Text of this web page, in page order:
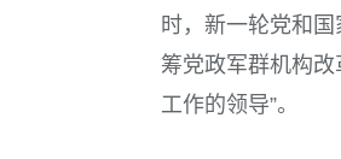
时，新一轮党和
筹党政军群机构
工作的领导”。